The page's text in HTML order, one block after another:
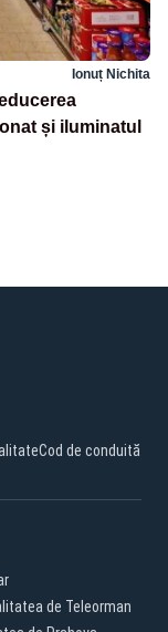
Ionuț Nichita
și iluminatul
Cod de conduită
de Teleorman